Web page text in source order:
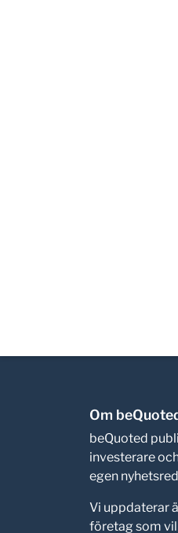
Om
beQuoted
investerare
egen
Vi uppdaterar
företag som